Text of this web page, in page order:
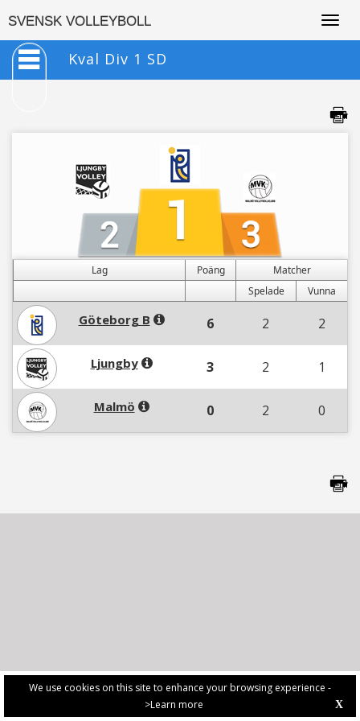
We use cookies on this site to enhance your browsing experience -
>Learn more
X
SVENSK VOLLEYBOLL
Kval Div 1 SD
Lag Poäng
Matcher
Spelade
Vunna
Göteborg B 6 2 2
Ljungby 3 2 1
Malmö 0 2 0